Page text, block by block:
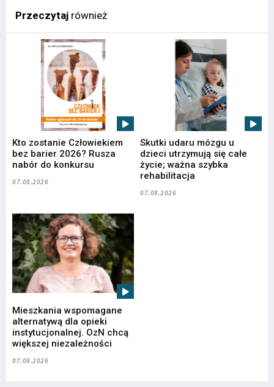
Przeczytaj również
Kto zostanie Człowiekiem
bez barier 2026? Rusza
nabór do konkursu
07.08.2026
Skutki udaru mózgu u
dzieci utrzymują się całe
życie; ważna szybka
rehabilitacja
07.08.2026
Mieszkania wspomagane
alternatywą dla opieki
instytucjonalnej. OzN chcą
większej niezależności
07.08.2026